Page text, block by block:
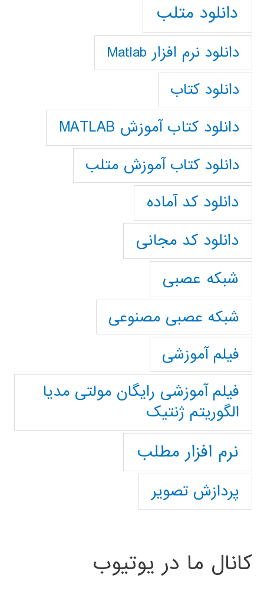
دانلود متلب
دانلود نرم افزار Matlab
دانلود کتاب
دانلود کتاب آموزش MATLAB
دانلود کتاب آموزش متلب
دانلود کد آماده
دانلود کد مجانی
شبکه عصبی
شبکه عصبی مصنوعی
فیلم آموزشی
فیلم آموزشی رایگان مولتی مدیا
الگوریتم ژنتیک
نرم افزار مطلب
پردازش تصویر
کانال ما در یوتیوب